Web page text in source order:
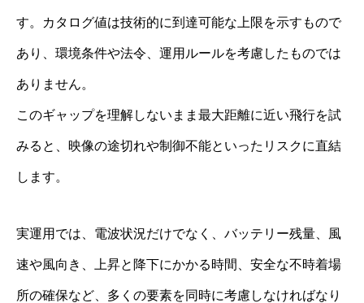
す。カタログ値は技術的に到達可能な上限を示すもので
あり、環境条件や法令、運用ルールを考慮したものでは
ありません。
このギャップを理解しないまま最大距離に近い飛行を試
みると、映像の途切れや制御不能といったリスクに直結
します。
実運用では、電波状況だけでなく、バッテリー残量、風
速や風向き、上昇と降下にかかる時間、安全な不時着場
所の確保など、多くの要素を同時に考慮しなければなり